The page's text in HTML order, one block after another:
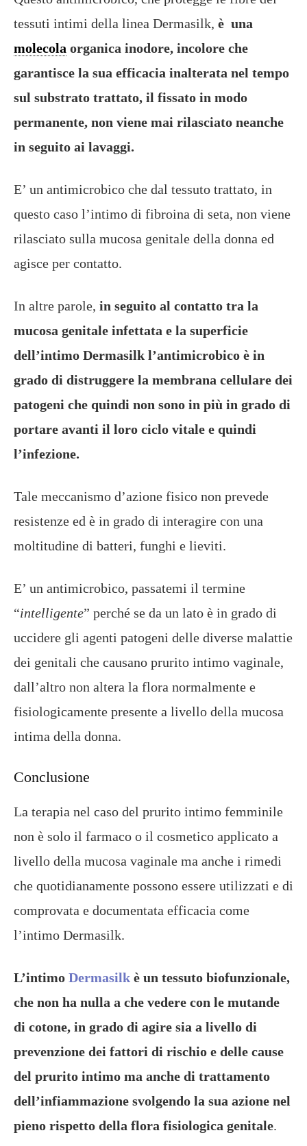
tessuti intimi della linea Dermasilk, è una
molecola organica inodore, incolore che
garantisce la sua efficacia inalterata nel tempo
sul substrato trattato, il fissato in modo
permanente, non viene mai rilasciato neanche
in seguito ai lavaggi.
E’ un antimicrobico che dal tessuto trattato, in
questo caso l’intimo di fibroina di seta, non viene
rilasciato sulla mucosa genitale della donna ed
agisce per contatto.
In altre parole, in seguito al contatto tra la
mucosa genitale infettata e la superficie
dell’intimo Dermasilk l’antimicrobico è in
grado di distruggere la membrana cellulare dei
patogeni che quindi non sono in più in grado di
portare avanti il loro ciclo vitale e quindi
l’infezione.
Tale meccanismo d’azione fisico non prevede
resistenze ed è in grado di interagire con una
moltitudine di batteri, funghi e lieviti.
E’ un antimicrobico, passatemi il termine
“intelligente” perché se da un lato è in grado di
uccidere gli agenti patogeni delle diverse malattie
dei genitali che causano prurito intimo vaginale,
dall’altro non altera la flora normalmente e
fisiologicamente presente a livello della mucosa
intima della donna.
Conclusione
La terapia nel caso del prurito intimo femminile
non è solo il farmaco o il cosmetico applicato a
livello della mucosa vaginale ma anche i rimedi
che quotidianamente possono essere utilizzati e di
comprovata e documentata efficacia come
l’intimo Dermasilk.
L’intimo Dermasilk è un tessuto biofunzionale,
che non ha nulla a che vedere con le mutande
di cotone, in grado di agire sia a livello di
prevenzione dei fattori di rischio e delle cause
del prurito intimo ma anche di trattamento
dell’infiammazione svolgendo la sua azione nel
pieno rispetto della flora fisiologica genitale.